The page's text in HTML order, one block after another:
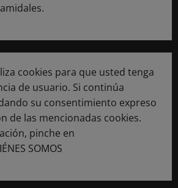
cookies para que usted tenga
de usuario. Si continúa
su consentimiento expreso
de las mencionadas cookies.
pinche en
SOMOS